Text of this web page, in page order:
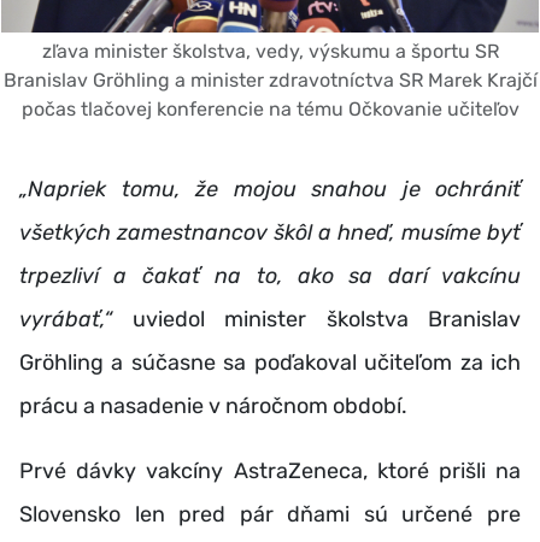
zľava minister školstva, vedy, výskumu a športu SR
Branislav Gröhling a minister zdravotníctva SR Marek Krajčí
počas tlačovej konferencie na tému Očkovanie učiteľov
„Napriek tomu, že mojou snahou je ochrániť
všetkých zamestnancov škôl a hneď, musíme byť
trpezliví a čakať na to, ako sa darí vakcínu
vyrábať,“uviedol minister školstva Branislav
Gröhling a súčasne sa poďakoval učiteľom za ich
prácu a nasadenie v náročnom období.
Prvé dávky vakcíny AstraZeneca, ktoré prišli na
Slovensko len pred pár dňami sú určené pre